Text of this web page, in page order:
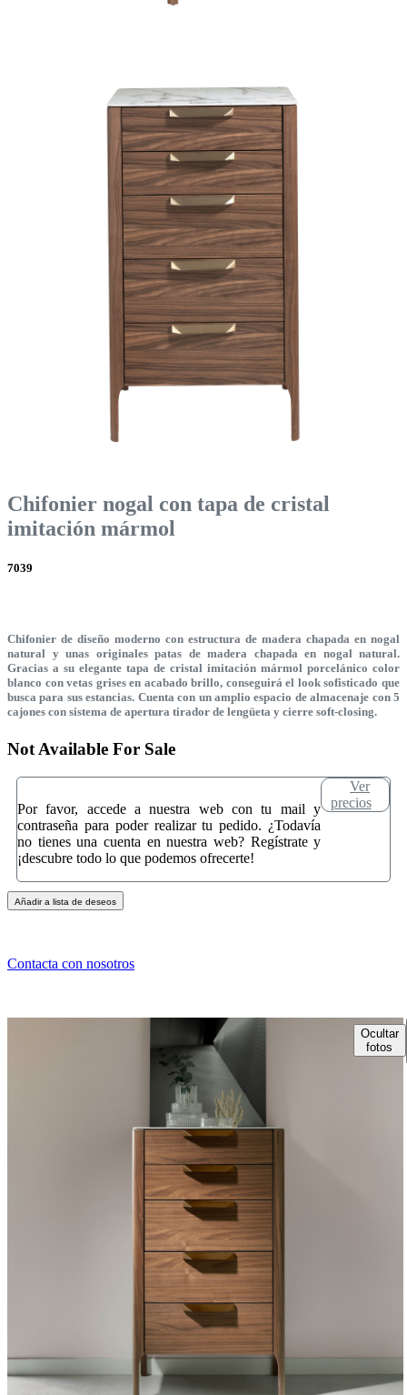
Chifonier nogal con tapa de cristal
imitación mármol
7039
Chifonier de diseño moderno con estructura de madera chapada en nogal
natural y unas originales patas de madera chapada en nogal natural.
Gracias a su elegante tapa de cristal imitación mármol porcelánico color
blanco con vetas grises en acabado brillo, conseguirá el look sofisticado que
busca para sus estancias. Cuenta con un amplio espacio de almacenaje con 5
cajones con sistema de apertura tirador de lengüeta y cierre soft-closing.
Not Available For Sale
Por favor, accede a nuestra web con tu mail y
contraseña para poder realizar tu pedido. ¿Todavía
no tienes una cuenta en nuestra web? Regístrate y
¡descubre todo lo que podemos ofrecerte!
Ver
precios
Añadir a lista de deseos
Contacta con nosotros
Ocultar
fotos